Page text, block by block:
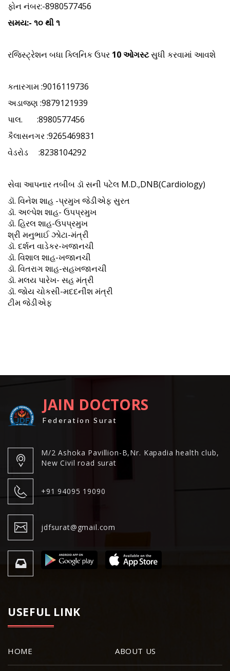
ફોન નંબર:-8980577456
સમય:- ૧૦ થી ૧
રજિસ્ટ્રેશન બધા ક્લિનિક ઉપર 10 ઓગસ્ટસુધી કરવામાં આવશે
કતારગામ :9016119736
અડાજણ :9879121939
પાલ. :8980577456
કૈલાસનગર :9265469831
વેડરોડ :8238104292
સેવા આપનાર તબીબ ડૉ સની પટેલ M.D.,DNB(Cardiology)
ડૉ. વિનેશ શાહ -પ્રમુખ જેડીએફ સુરત
ડૉ. અલ્પેશ શાહ- ઉપપ્રમુખ
ડૉ. હિરલ શાહ-ઉપપ્રમુખ
શ્રી મનુભાઈ ઝોટા-મંત્રી
ડૉ. દર્શન વાડેકર-ખજાનચી
ડૉ. વિશાલ શાહ-ખજાનચી
ડૉ. વિતરાગ શાહ-સહખજાનચી
ડૉ. મલય પારેખ- સહ મંત્રી
ડૉ. જોય ચોકસી-મદદનીશ મંત્રી
ટીમ જેડીએફ
JAIN DOCTORS
Federation Surat
M/2 Ashoka Pavillion-B,Nr. Kapadia health club,
New Civil road surat
+91 94095 19090
jdfsurat@gmail.com
USEFUL LINK
HOME ABOUT US